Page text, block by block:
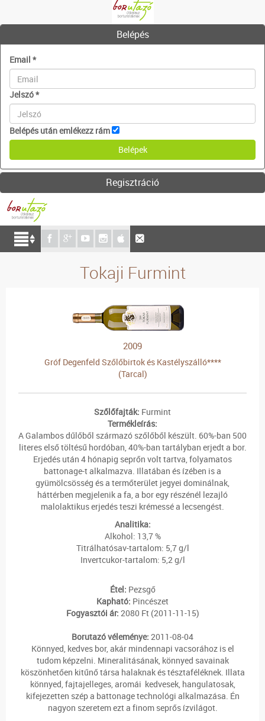
Belépés
Email *
Jelszó*
Belépés után emlékezz rám
Regisztráció
Tokaji Furmint
2009
Gróf Degenfeld Szőlőbirtok és Kastélyszálló****
(Tarcal)
Szőlőfajták: Furmint
Termékleírás:
A Galambos dűlőből származó szőlőből készült. 60%-ban 500
literes első töltésű hordóban, 40%-ban tartályban erjedt a bor.
Erjedés után 4 hónapig seprőn volt tartva, folyamatos
battonage-t alkalmazva. Illatában és ízében is a
gyümölcsösség és a termőterület jegyei dominálnak,
háttérben megjelenik a fa, a bor egy részénél lezajló
malolaktikus erjedés teszi krémessé a lecsengést.
Analitika:
Alkohol: 13,7 %
Titrálhatósav-tartalom: 5,7 g/l
Invertcukor-tartalom: 5,2 g/l
Étel: Pezsgő
Kapható: Pincészet
Fogyasztói ár: 2080 Ft (2011-11-15)
Borutazó véleménye: 2011-08-04
Könnyed, kedves bor, akár mindennapi vacsorához is el
tudom képzelni. Mineralitásának, könnyed savainak
köszönhetően kitűnő társa halaknak és tésztaféléknek. Illata
könnyed, fajtajelleges, aromái kedvesek, hangulatosak,
kifejezetten szép a battonage technológi alkalmazása. Én
nagyon szeretem ezt a finom seprős ízvilágot.